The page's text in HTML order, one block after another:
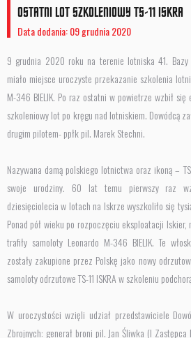
OSTATNI LOT SZKOLENIOWY TS-11 ISKRA
Data dodania: 09 grudnia 2020
9 grudnia 2020 roku na terenie lotniska 41. Bazy
miało miejsce uroczyste przekazanie szkolenia
M-346 BIELIK. Po raz ostatni w powietrze wzbił
szkoleniowy lot po kręgu nad lotniskiem. Dowódcą
drugim pilotem- ppłk pil. Marek Stechni.
Nazywana damą polskiego lotnictwa oraz ikoną –
swoje urodziny. 60 lat temu pierwszy raz
dziesięciolecia w lotach na Iskrze wyszkoliło się
Ponad pół wieku po rozpoczęciu eksploatacji
trafiły samoloty Leonardo M-346 BIELIK. Te
zostały zakupione przez Polskę jako nowy
samoloty odrzutowe TS-11 ISKRA w szkoleniu
W uroczystości wzięli udział przedstawiciele
Zbrojnych: generał broni pil. Jan Śliwka (I